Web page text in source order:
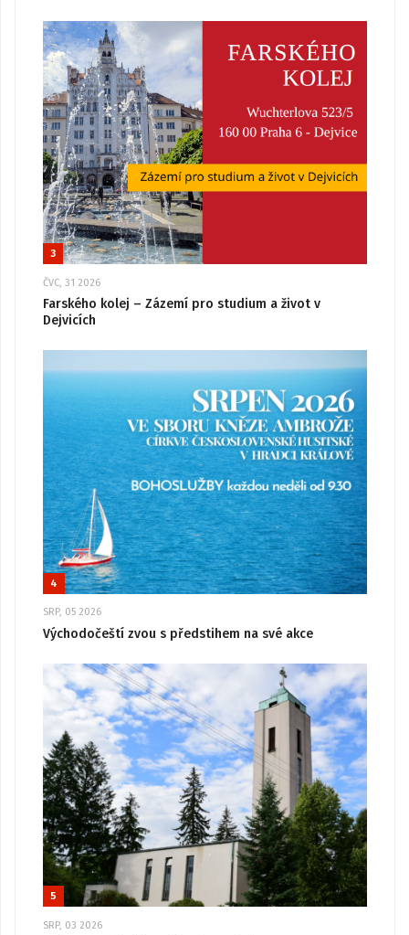
3
ČVC, 31 2026
Farského kolej – Zázemí pro studium a život v
Dejvicích
4
SRP, 05 2026
Východočeští zvou s předstihem na své akce
5
SRP, 03 2026